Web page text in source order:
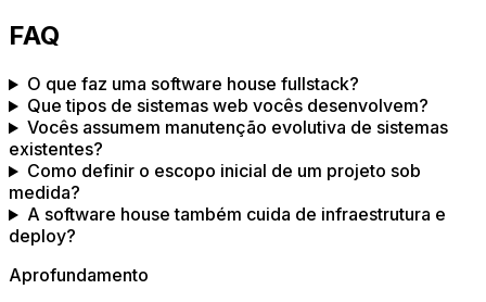
FAQ
O que faz uma software house fullstack?
Que tipos de sistemas web vocês desenvolvem?
Vocês assumem manutenção evolutiva de sistemas
existentes?
Como definir o escopo inicial de um projeto sob
medida?
A software house também cuida de infraestrutura e
deploy?
Aprofundamento